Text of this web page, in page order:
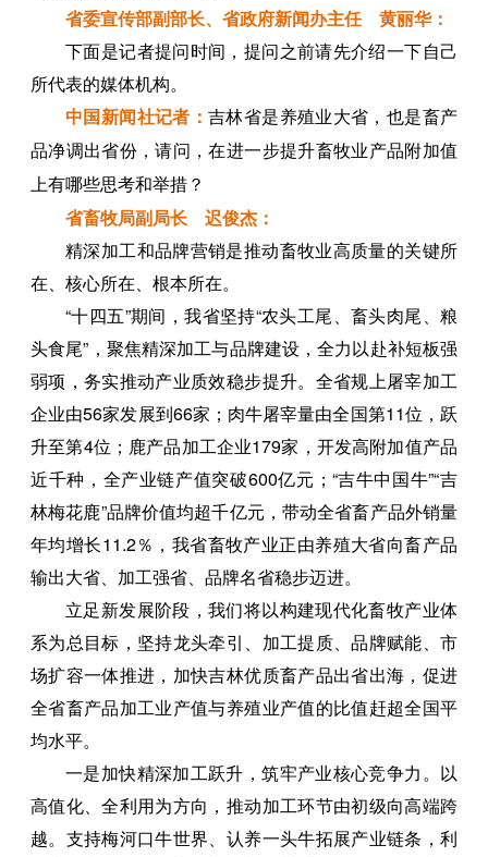
省委宣传部副部长、省政府新闻办主任 黄丽华：
下面是记者提问时间，提问之前请先介绍一下自己
所代表的媒体机构。
中国新闻社记者：吉林省是养殖业大省，也是畜产
品净调出省份，请问，在进一步提升畜牧业产品附加值
上有哪些思考和举措？
省畜牧局副局长 迟俊杰：
精深加工和品牌营销是推动畜牧业高质量的关键所
在、核心所在、根本所在。
“十四五”期间，我省坚持“农头工尾、畜头肉尾、粮
头食尾”，聚焦精深加工与品牌建设，全力以赴补短板强
弱项，务实推动产业质效稳步提升。全省规上屠宰加工
企业由56家发展到66家；肉牛屠宰量由全国第11位，跃
升至第4位；鹿产品加工企业179家，开发高附加值产品
近千种，全产业链产值突破600亿元；“吉牛中国牛”“吉
林梅花鹿”品牌价值均超千亿元，带动全省畜产品外销量
年均增长11.2％，我省畜牧产业正由养殖大省向畜产品
输出大省、加工强省、品牌名省稳步迈进。
立足新发展阶段，我们将以构建现代化畜牧产业体
系为总目标，坚持龙头牵引、加工提质、品牌赋能、市
场扩容一体推进，加快吉林优质畜产品出省出海，促进
全省畜产品加工业产值与养殖业产值的比值赶超全国平
均水平。
一是加快精深加工跃升，筑牢产业核心竞争力。以
高值化、全利用为方向，推动加工环节由初级向高端跨
越。支持梅河口牛世界、认养一头牛拓展产业链条，利